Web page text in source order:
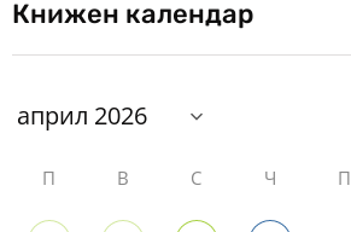
Книжен календар
П В С Ч П